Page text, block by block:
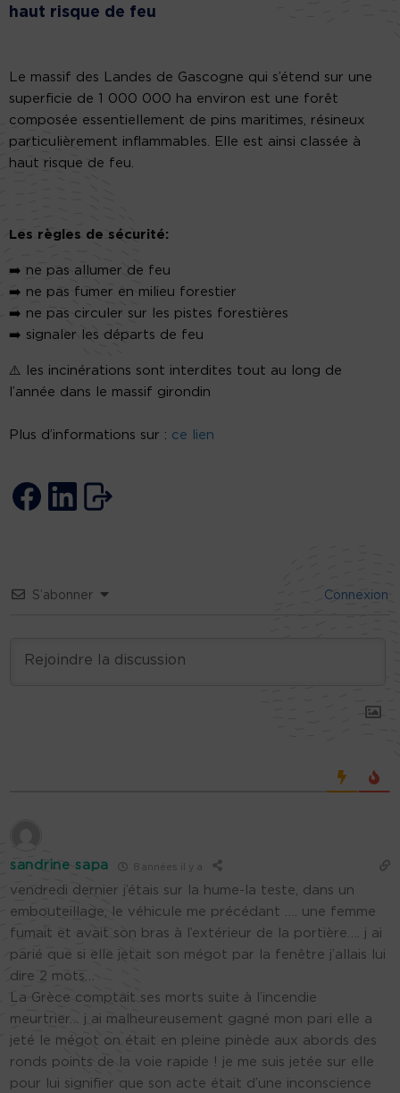
haut risque de feu
Le massif des Landes de Gascogne qui s’étend sur une
superficie de 1 000 000 ha environ est une forêt
composée essentiellement de pins maritimes, résineux
particulièrement inflammables. Elle est ainsi classée à
haut risque de feu.
Les règles de sécurité:
➡️ ne pas allumer de feu
➡️ ne pas fumer en milieu forestier
➡️ ne pas circuler sur les pistes forestières
➡️ signaler les départs de feu
⚠️ les incinérations sont interdites tout au long de
l’année dans le massif girondin
Plus d’informations sur : ce lien
S’abonner Connexion
sandrine sapa 8 années il y a
vendredi dernier j’étais sur la hume-la teste, dans un
embouteillage, le véhicule me précédant …. une femme
fumait et avait son bras à l’extérieur de la portière…. j ai
parié que si elle jetait son mégot par la fenêtre j’allais lui
dire 2 mots…
La Grèce comptait ses morts suite à l’incendie
meurtrier… j ai malheureusement gagné mon pari elle a
jeté le mégot on était en pleine pinède aux abords des
ronds points de la voie rapide ! je me suis jetée sur elle
pour lui signifier que son acte était d’une inconscience